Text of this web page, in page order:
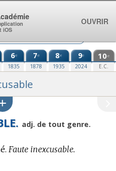
6e
1835
7e
1878
8e
1935
9e
2024
10e
E.C.
adj. de tout genre.
Faute inexcusable.
iOS
OUVRIR